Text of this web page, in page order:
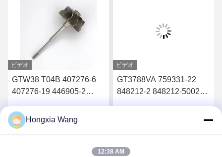
ビデオ
GTW38 T04B 407276-6
407276-19 446905-2
ャーのタービンホイール
シャフト最高 の 価格 を 入手 す
ビデオ
GT3788VA 759331-22
848212-2 848212-5002S
Hongxia Wang
12:38 AM